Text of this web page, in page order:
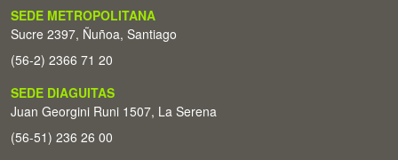
SEDE METROPOLITANA
Sucre 2397, Ñuñoa, Santiago
(56-2) 2366 71 20
SEDE DIAGUITAS
Juan Georgini Runi 1507, La Serena
(56-51) 236 26 00